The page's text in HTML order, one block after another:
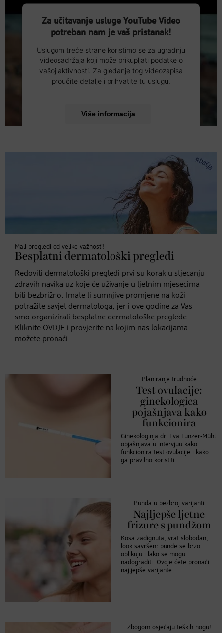
Za učitavanje usluge YouTube Video
potreban nam je vaš pristanak!
Uslugom treće strane koristimo se za ugradnju
videosadržaja koji može prikupljati podatke o
vašoj aktivnosti. Za gledanje tog videozapisa
proučite detalje i prihvatite tu uslugu.
Više informacija
Mali pregledi od velike važnosti!
Besplatni dermatološki pregledi
Redoviti dermatološki pregledi prvi su korak u stjecanju
zdravih navika uz koje će uživanje u ljetnim mjesecima
biti bezbrižno. Imate li sumnjive promjene na koži
potražite savjet dermatologa, jer i ove godine za Vas
smo organizirali besplatne dermatološke preglede.
Kliknite OVDJE i provjerite na kojim nas lokacijama
možete pronaći.
Planiranje trudnoće
Test ovulacije:
ginekologica
pojašnjava kako
funkcionira
Ginekologinja dr. Eva Lunzer-Mühl
objašnjava u intervjuu kako
funkcionira test ovulacije i kako
ga pravilno koristiti.
Punđa u bezbroj varijanti
Najljepše ljetne
frizure s pundžom
Kosa zadignuta, vrat slobodan,
look savršen: punđe se brzo
oblikuju i lako se mogu
nadograditi. Ovdje ćete pronaći
najljepše varijante.
Zbogom osjećaju teških nogu!